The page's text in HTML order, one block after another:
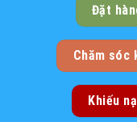
Đặt
Chăm sóc
Khiếu